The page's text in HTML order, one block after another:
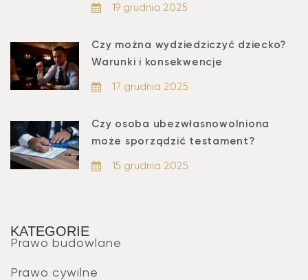
19 grudnia 2025
Czy można wydziedziczyć dziecko?
Warunki i konsekwencje
17 grudnia 2025
Czy osoba ubezwłasnowolniona
może sporządzić testament?
15 grudnia 2025
KATEGORIE
Prawo budowlane
Prawo cywilne